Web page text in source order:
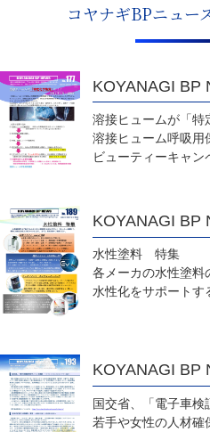
コヤナギBPニュー
KOYANAGI BP
溶接ヒュームが「特
溶接ヒューム呼吸用
ビューティーキャ
KOYANAGI BP
水性塗料 特集
各メーカの水性塗料
水性化をサポートす
KOYANAGI BP
国交省、「電子車検
若手や女性の人材確